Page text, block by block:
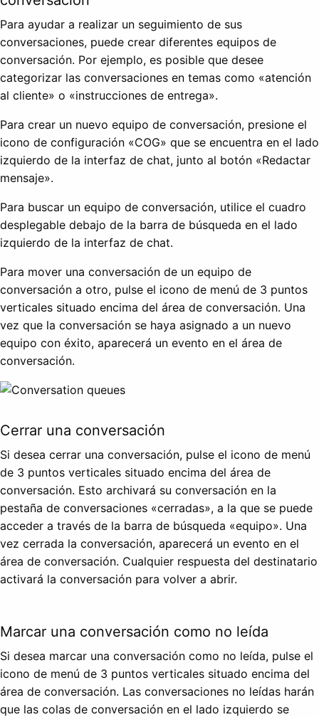
Para ayudar a realizar un seguimiento de sus
conversaciones, puede crear diferentes equipos de
conversación. Por ejemplo, es posible que desee
categorizar las conversaciones en temas como «atención
al cliente» o «instrucciones de entrega».
Para crear un nuevo equipo de conversación, presione el
icono de configuración «COG» que se encuentra en el lado
izquierdo de la interfaz de chat, junto al botón «Redactar
mensaje».
Para buscar un equipo de conversación, utilice el cuadro
desplegable debajo de la barra de búsqueda en el lado
izquierdo de la interfaz de chat.
Para mover una conversación de un equipo de
conversación a otro, pulse el icono de menú de 3 puntos
verticales situado encima del área de conversación. Una
vez que la conversación se haya asignado a un nuevo
equipo con éxito, aparecerá un evento en el área de
conversación.
Cerrar una conversación
Si desea cerrar una conversación, pulse el icono de menú
de 3 puntos verticales situado encima del área de
conversación. Esto archivará su conversación en la
pestaña de conversaciones «cerradas», a la que se puede
acceder a través de la barra de búsqueda «equipo». Una
vez cerrada la conversación, aparecerá un evento en el
área de conversación. Cualquier respuesta del destinatario
activará la conversación para volver a abrir.
Marcar una conversación como no leída
Si desea marcar una conversación como no leída, pulse el
icono de menú de 3 puntos verticales situado encima del
área de conversación. Las conversaciones no leídas harán
que las colas de conversación en el lado izquierdo se